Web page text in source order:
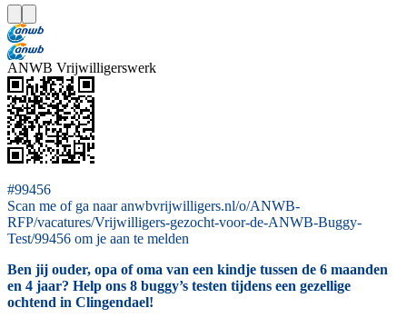
ANWB Vrijwilligerswerk
#99456
Scan me of ga naar anwbvrijwilligers.nl/o/ANWB-
RFP/vacatures/Vrijwilligers-gezocht-voor-de-ANWB-Buggy-
Test/99456 om je aan te melden
Ben jij ouder, opa of oma van een kindje tussen de 6 maanden
en 4 jaar? Help ons 8 buggy’s testen tijdens een gezellige
ochtend in Clingendael!